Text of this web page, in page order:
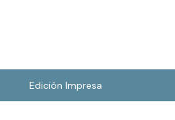
Edición Impresa